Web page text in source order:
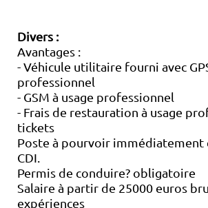
Divers :
Avantages :
- Véhicule utilitaire fourni avec
professionnel
- GSM à usage professionnel
- Frais de restauration à usage
tickets
Poste à pourvoir immédiatement
CDI.
Permis de conduire? obligatoire
Salaire à partir de 25000 euros
expériences